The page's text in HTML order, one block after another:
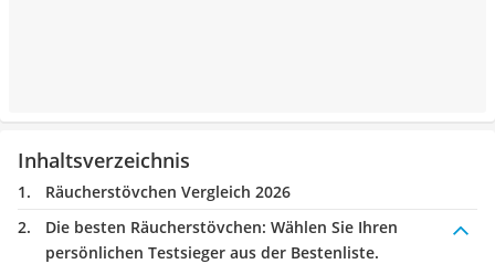
Inhaltsverzeichnis
Räucherstövchen Vergleich 2026
Die besten Räucherstövchen: Wählen Sie Ihren
persönlichen Testsieger aus der Bestenliste.